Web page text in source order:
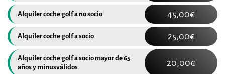
Alquiler coche golf a no socio 45,00€
Alquiler coche golf a socio 25,00€
Alquiler coche golf a socio mayor de 65
años y minusválidos
20,00€